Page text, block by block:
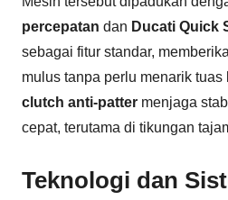
percepatan dan Ducati Quick
sebagai fitur standar,
mulus tanpa perlu menarik tuas
clutch anti-patter menjaga
cepat, terutama di tikungan
Teknologi dan